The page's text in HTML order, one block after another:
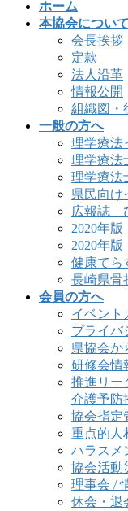
ホーム
本協会について
会長挨拶
定款
法人沿革
情報公開
組織図・
一般の方へ
理学療法
理学療法
理学療法
県民向け
広報誌
2020年
2020年
健康てら
長崎県骨
会員の方へ
イベント
プライバ
県協会か
研修会情
推進リー
介護予防
協会指定
重点的人
ハラスメ
協会活動
理事会 /
休会・退